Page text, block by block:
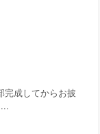
完成してからお披